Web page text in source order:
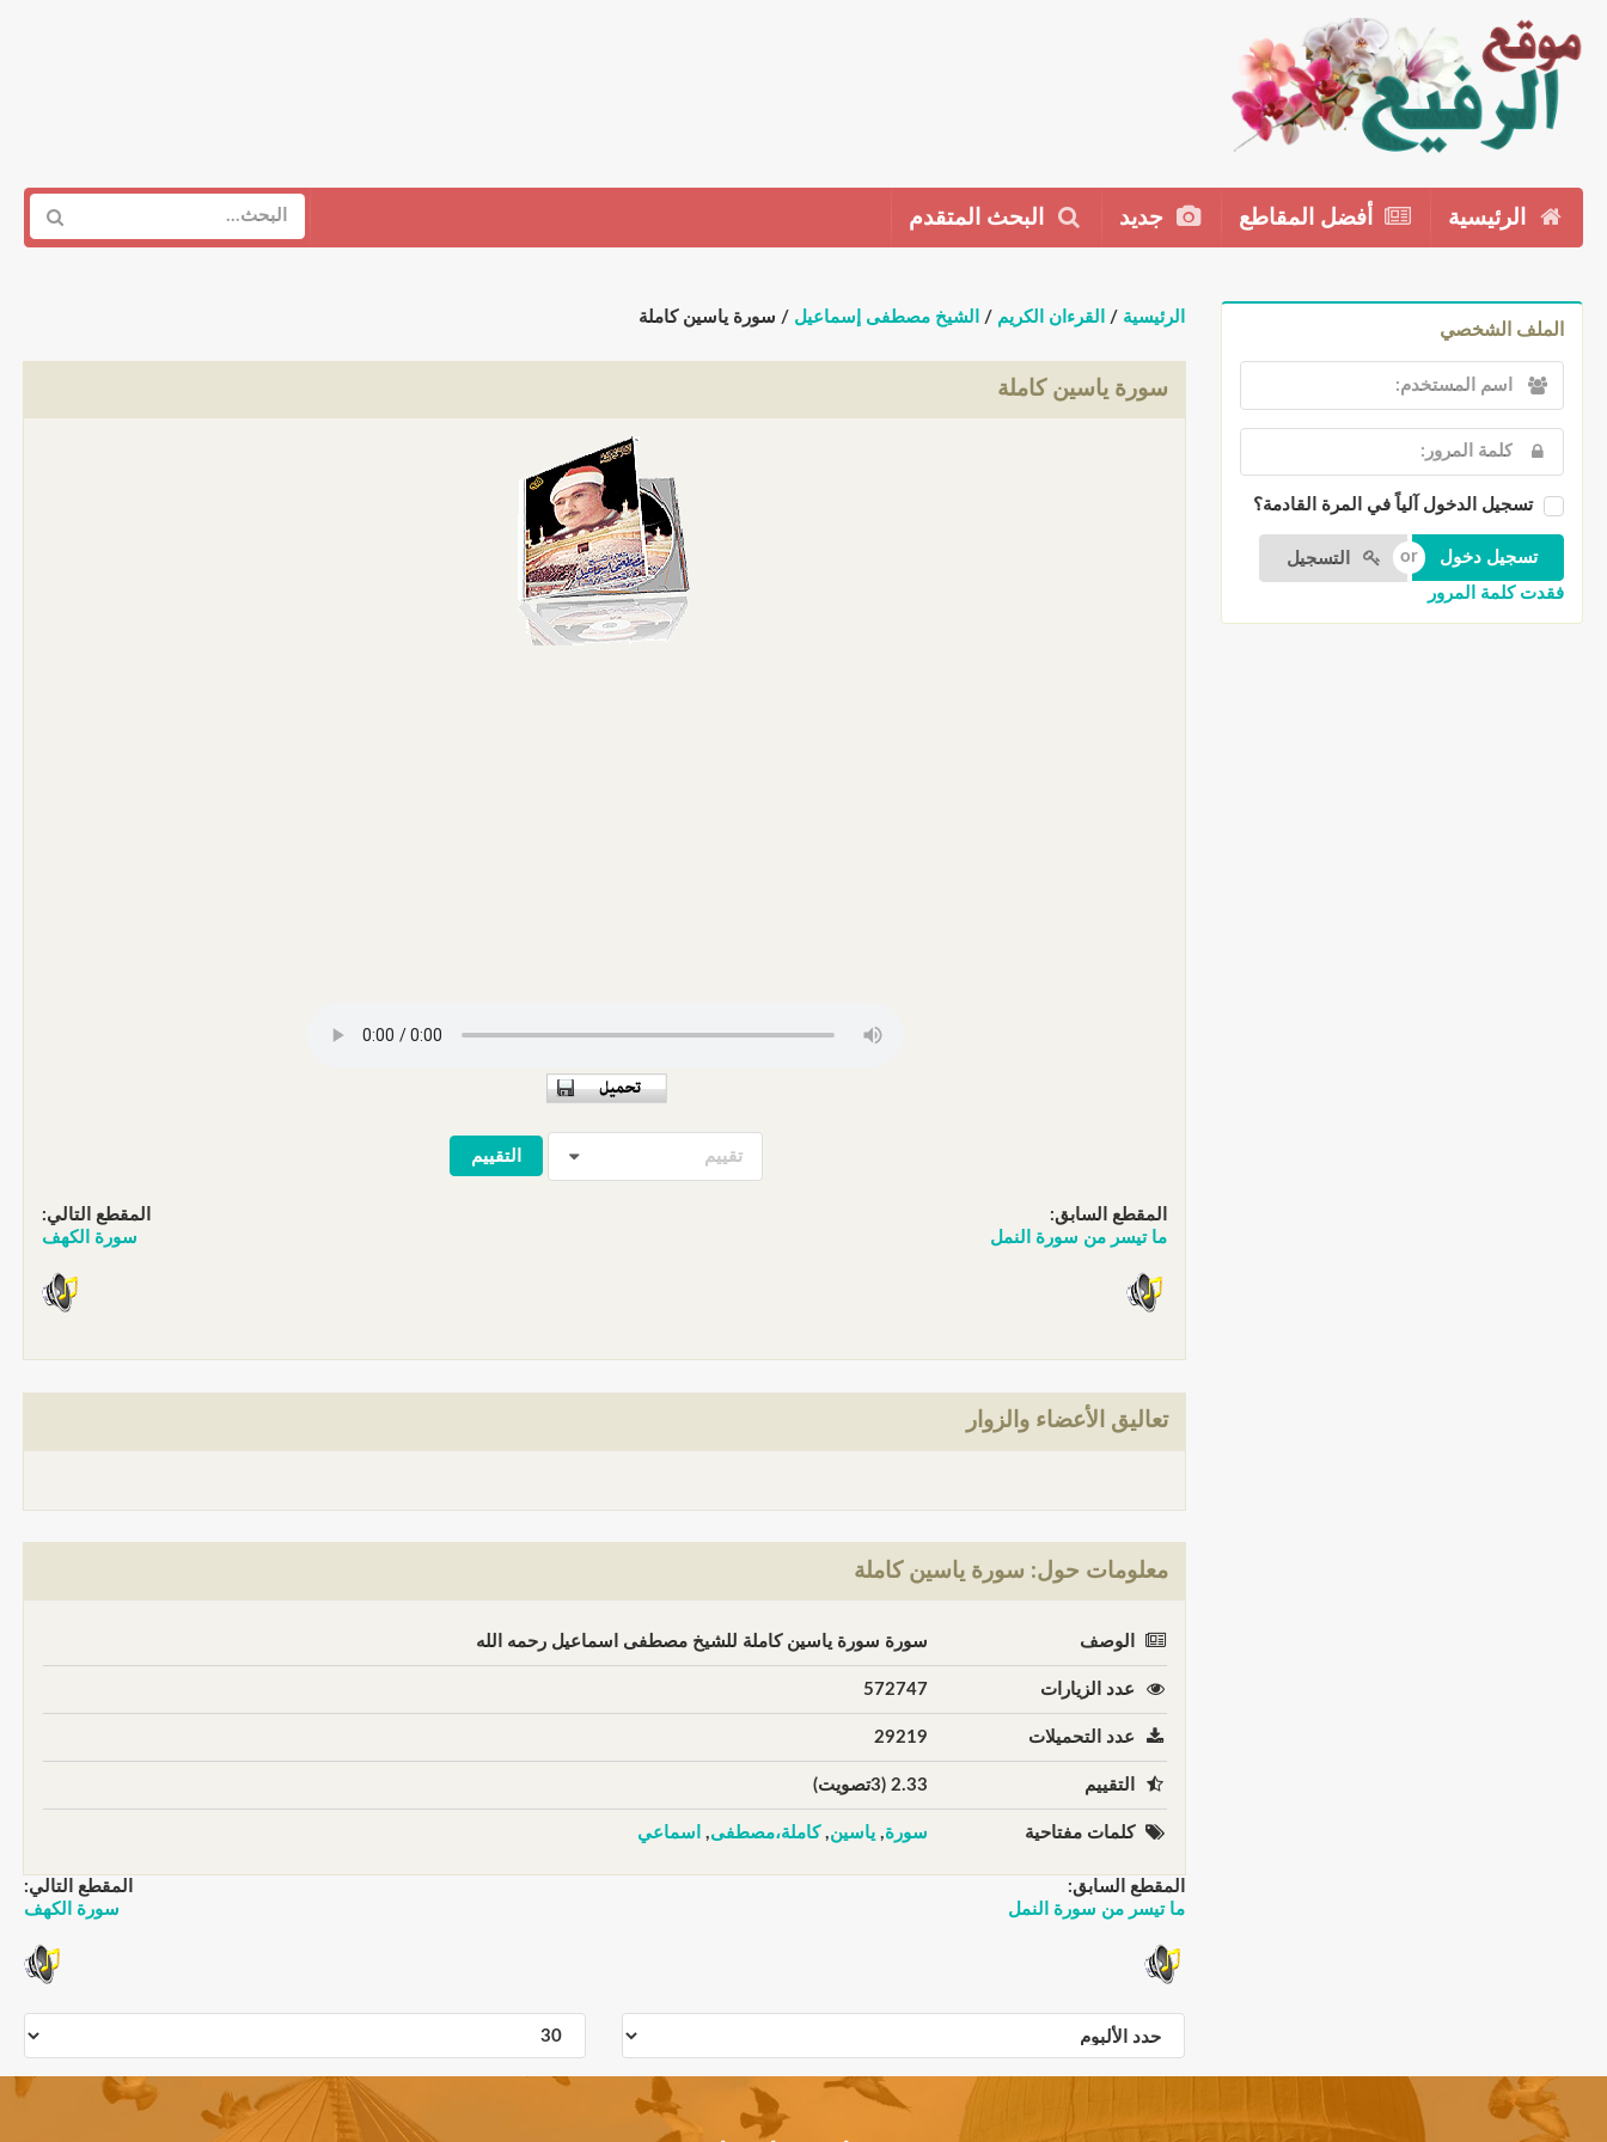
الرئيسية أفضل المقاطع جديد البحث المتقدم
الملف الشخصي
تسجيل الدخول آلياً في المرة القادمة؟
التسجيل
فقدت كلمة المرور
الرئيسية / القرءان الكريم / الشيخ مصطفى إسماعيل / سورة ياسين كاملة
سورة ياسين كاملة
تقييم
المقطع السابق:
ما تيسر من سورة النمل
المقطع التالي:
سورة الكهف
تعاليق الأعضاء والزوار
معلومات حول: سورة ياسين كاملة
الوصف سورة سورة ياسين كاملة للشيخ مصطفى اسماعيل رحمه الله
عدد الزيارات 572747
عدد التحميلات 29219
التقييم 2.33 (3تصويت)
كلمات مفتاحية سورة,ياسين,كاملة،مصطفى, اسماعي
المقطع السابق:
ما تيسر من سورة النمل
المقطع التالي:
سورة الكهف